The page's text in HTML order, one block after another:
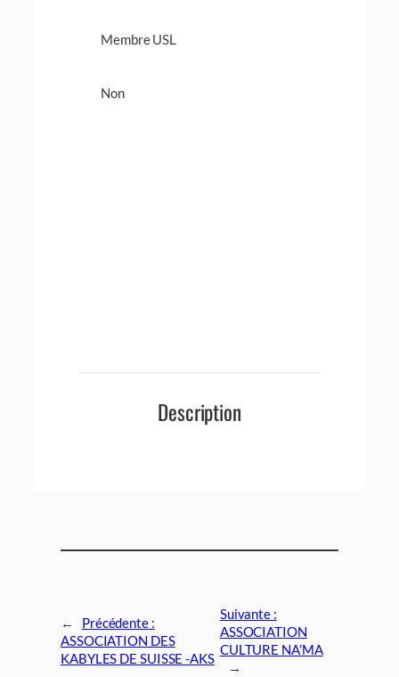
Membre USL
Non
Description
←
Précédente :
ASSOCIATION DES
KABYLES DE SUISSE -AKS
Suivante :
ASSOCIATION
CULTURE NA’MA
→